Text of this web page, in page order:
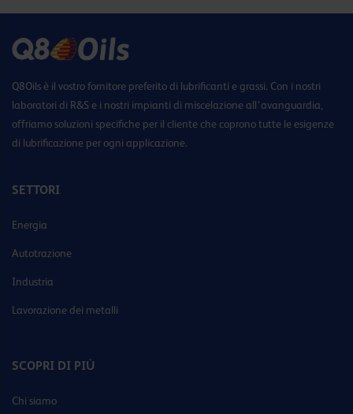
Q8Oils è il vostro fornitore preferito di lubrificanti e grassi. Con i nostri
laboratori di R&S e i nostri impianti di miscelazione all’avanguardia,
offriamo soluzioni specifiche per il cliente che coprono tutte le esigenze
di lubrificazione per ogni applicazione.
SETTORI
Energia
Autotrazione
Industria
Lavorazione dei metalli
SCOPRI DI PIÙ
Chi siamo